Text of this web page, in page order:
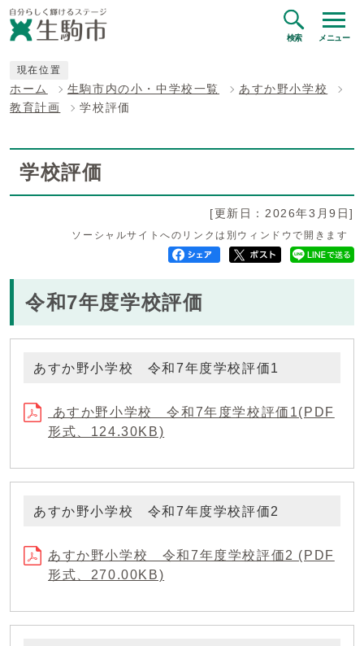
検索 メニュー
現在位置
ホーム 生駒市内の小・中学校一覧
あすか野小学校
教育計画
学校評価
学校評価
[更新日：2026年3月9日]
ソーシャルサイトへのリンクは別ウィンドウで開きます
令和7年度学校評価
あすか野小学校 令和7年度学校評価1
あすか野小学校 令和7年度学校評価1(PDF
形式、124.30KB)
あすか野小学校 令和7年度学校評価2
あすか野小学校 令和7年度学校評価2 (PDF
形式、270.00KB)